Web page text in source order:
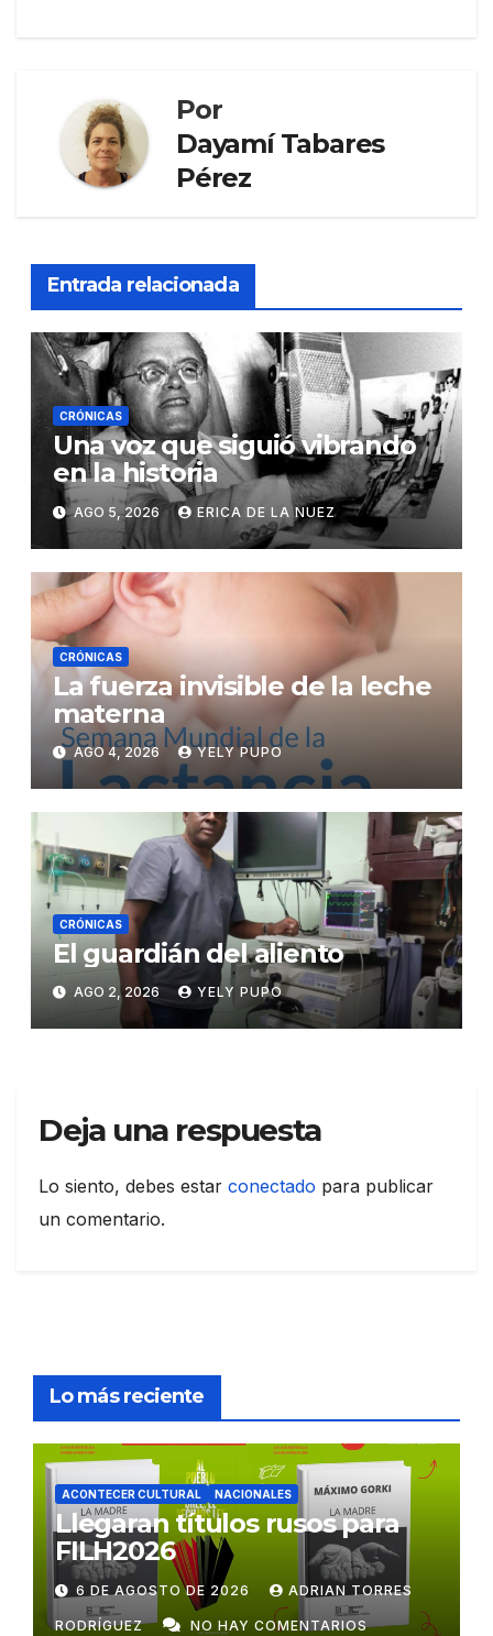
Por
Dayamí Tabares
Pérez
Entrada relacionada
CRÓNICAS
Una voz que siguió vibrando
en la historia
AGO 5, 2026 ERICA DE LA NUEZ
CRÓNICAS
La fuerza invisible de la leche
materna
AGO 4, 2026 YELY PUPO
CRÓNICAS
El guardián del aliento
AGO 2, 2026 YELY PUPO
Deja una respuesta
Lo siento, debes estar conectado para publicar
un comentario.
Lo más reciente
ACONTECER CULTURAL NACIONALES
Llegaran títulos rusos para
FILH2026
6 DE AGOSTO DE 2026 ADRIAN TORRES
RODRÍGUEZ NO HAY COMENTARIOS